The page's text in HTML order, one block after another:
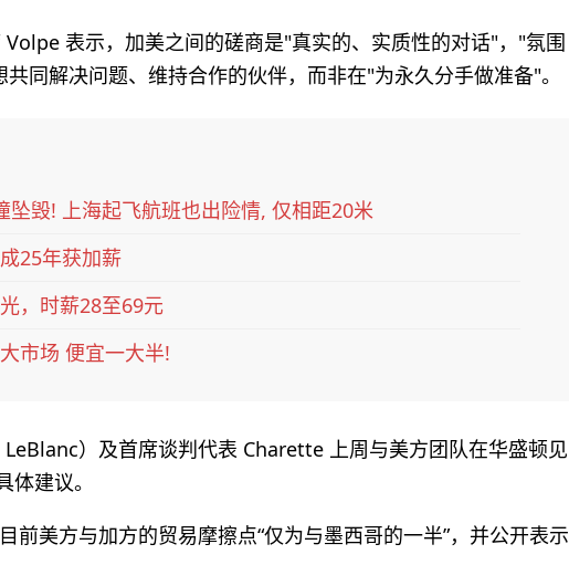
表示，加美之间的磋商是"真实的、实质性的对话"，"氛围
同解决问题、维持合作的伙伴，而非在"为永久分手做准备"。
坠毁! 上海起飞航班也出险情, 仅相距20米
25年获加薪
，时薪28至69元
市场 便宜一大半!
）及首席谈判代表 Charette 上周与美方团队在华盛顿见
体建议。
前美方与加方的贸易摩擦点“仅为与墨西哥的一半”，并公开表示